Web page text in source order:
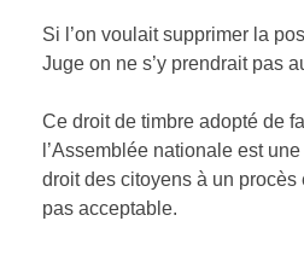
Si l’on voulait supprimer la
Juge on ne s’y prendrait pas
Ce droit de timbre adopté de
l’Assemblée nationale est
droit des citoyens à un procès
pas acceptable.